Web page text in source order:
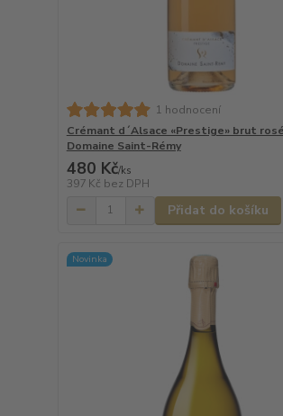
1 hodnocení
Crémant d´Alsace «Prestige» brut
Domaine Saint-Rémy
480 Kč/ks
397 Kč bez DPH
Přidat do košíku
Novinka